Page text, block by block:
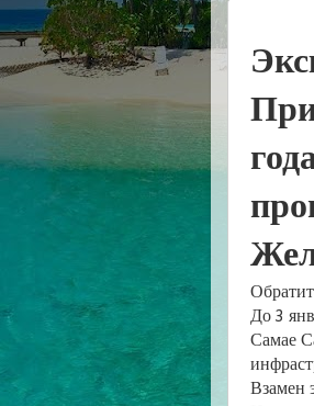
До 3
Самае
Взамен